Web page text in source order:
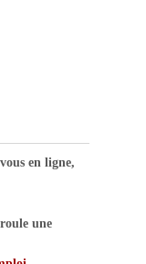
en ligne,
une